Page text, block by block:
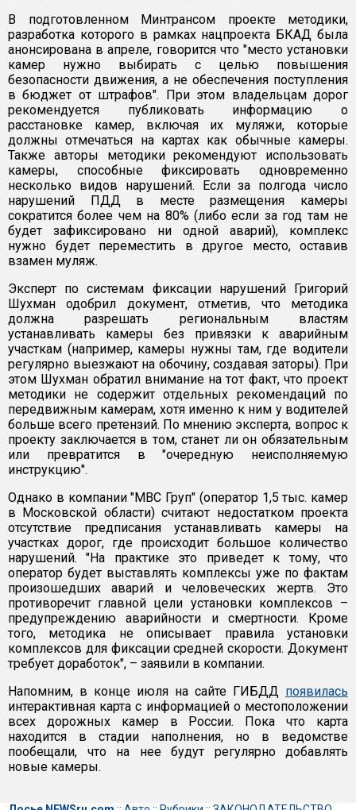
В подготовленном Минтрансом проекте методики,
разработка которого в рамках нацпроекта БКАД была
анонсирована в апреле, говорится что "место установки
камер нужно выбирать с целью повышения
безопасности движения, а не обеспечения поступления
в бюджет от штрафов". При этом владельцам дорог
рекомендуется публиковать информацию о
расстановке камер, включая их муляжи, которые
должны отмечаться на картах как обычные камеры.
Также авторы методики рекомендуют использовать
камеры, способные фиксировать одновременно
несколько видов нарушений. Если за полгода число
нарушений ПДД в месте размещения камеры
сократится более чем на 80% (либо если за год там не
будет зафиксировано ни одной аварий), комплекс
нужно будет переместить в другое место, оставив
взамен муляж.
Эксперт по системам фиксации нарушений Григорий
Шухман одобрил документ, отметив, что методика
должна разрешать региональным властям
устанавливать камеры без привязки к аварийным
участкам (например, камеры нужны там, где водители
регулярно выезжают на обочину, создавая заторы). При
этом Шухман обратил внимание на тот факт, что проект
методики не содержит отдельных рекомендаций по
передвижным камерам, хотя именно к ним у водителей
больше всего претензий. По мнению эксперта, вопрос к
проекту заключается в том, станет ли он обязательным
или превратится в "очередную неисполняемую
инструкцию".
Однако в компании "МВС Груп" (оператор 1,5 тыс. камер
в Московской области) считают недостатком проекта
отсутствие предписания устанавливать камеры на
участках дорог, где происходит большое количество
нарушений. "На практике это приведет к тому, что
оператор будет выставлять комплексы уже по фактам
произошедших аварий и человеческих жертв. Это
противоречит главной цели установки комплексов –
предупреждению аварийности и смертности. Кроме
того, методика не описывает правила установки
комплексов для фиксации средней скорости. Документ
требует доработок", – заявили в компании.
Напомним, в конце июля на сайте ГИБДД появилась
интерактивная карта с информацией о местоположении
всех дорожных камер в России. Пока что карта
находится в стадии наполнения, но в ведомстве
пообещали, что на нее будут регулярно добавлять
новые камеры.